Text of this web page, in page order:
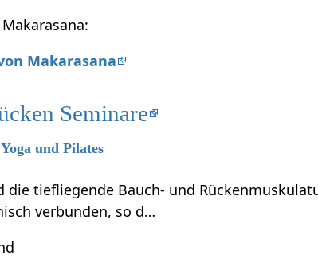
Makarasana
Seminare
und Pilates
die tiefliegende Bauch- und
verbunden, so d…